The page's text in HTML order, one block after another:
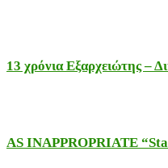
13 χρόνια Εξαρχειώτης –
AS INAPPROPRIATE